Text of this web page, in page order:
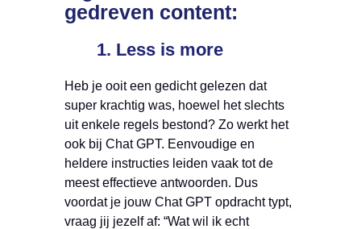
gedreven content:
1. Less is more
Heb je ooit een gedicht gelezen dat
super krachtig was, hoewel het slechts
uit enkele regels bestond? Zo werkt het
ook bij Chat GPT. Eenvoudige en
heldere instructies leiden vaak tot de
meest effectieve antwoorden. Dus
voordat je jouw Chat GPT opdracht typt,
vraag jij jezelf af: “Wat wil ik echt